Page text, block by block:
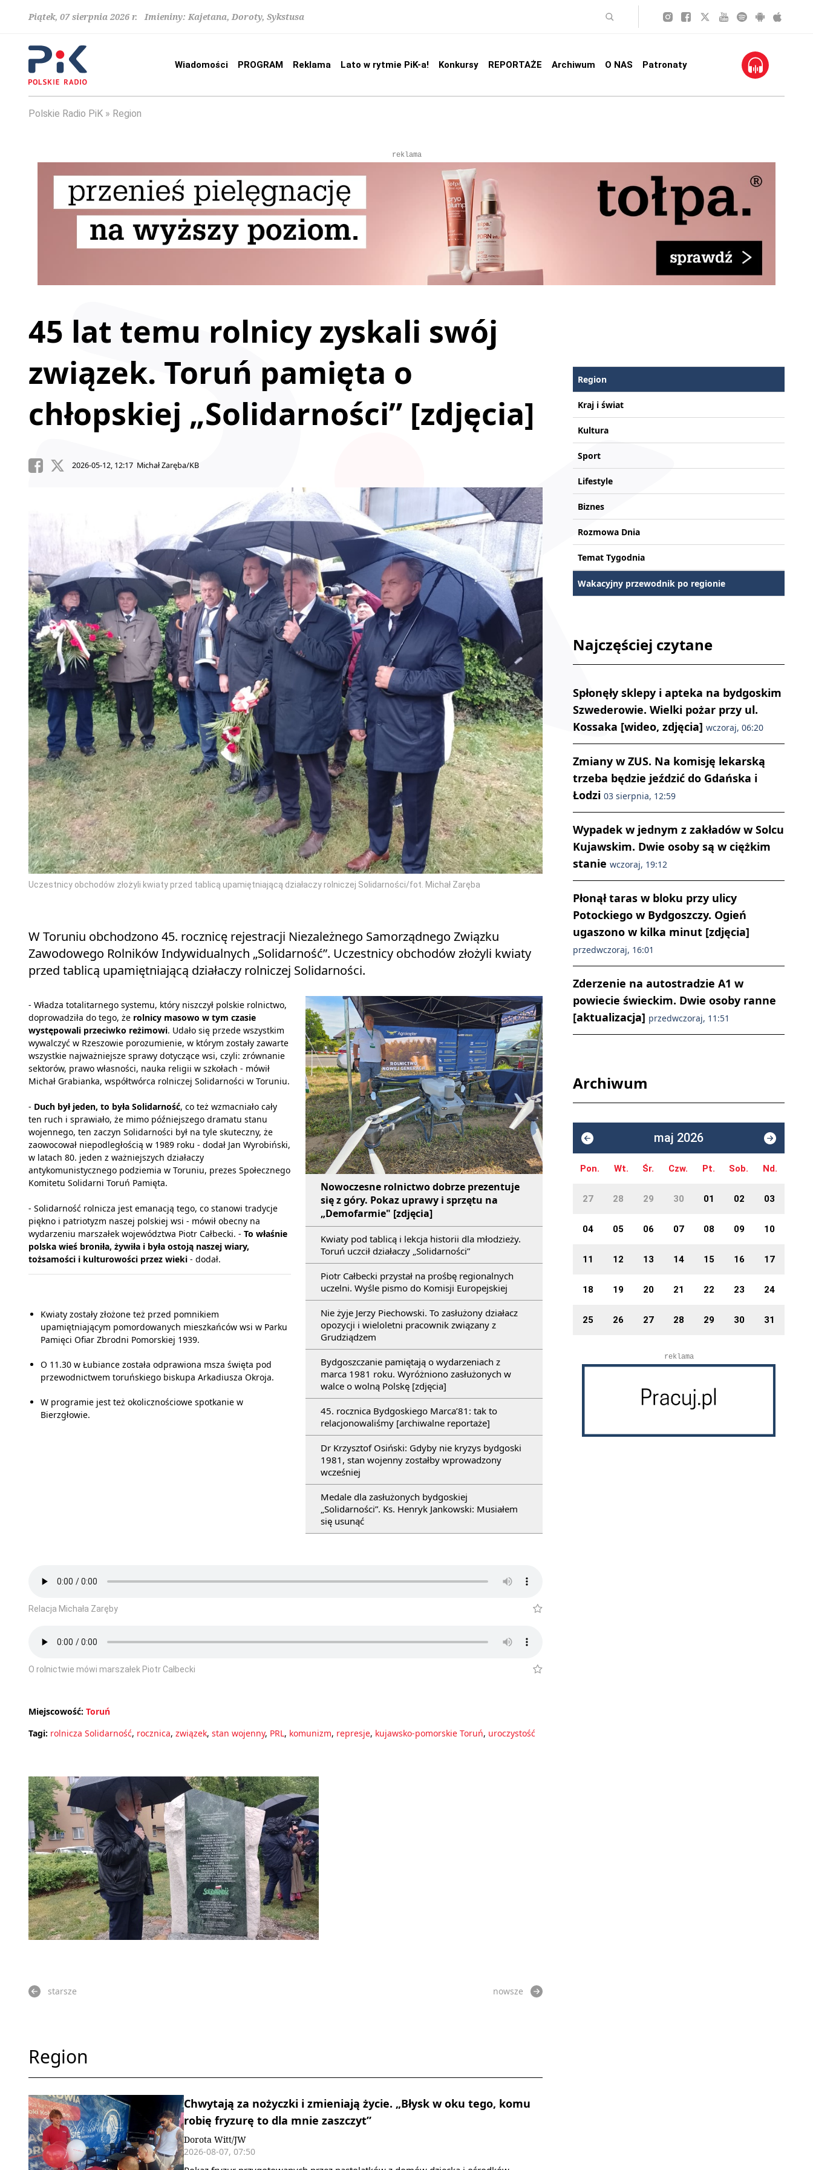
Piątek, 07 sierpnia 2026 r. Imieniny: Kajetana, Doroty, Sykstusa
Wiadomości PROGRAM Reklama Lato w rytmie PiK-a! Konkursy REPORTAŻE Archiwum O NAS Patronaty
Polskie Radio PiK Region
reklama
45 lat temu rolnicy zyskali swój
związek. Toruń pamięta o
chłopskiej „Solidarności” [zdjęcia]
2026-05-12, 12:17 Michał Zaręba/KB
Uczestnicy obchodów złożyli kwiaty przed tablicą upamiętniającą działaczy rolniczej Solidarności/fot. Michał Zaręba
W Toruniu obchodzono 45. rocznicę rejestracji Niezależnego Samorządnego Związku
Zawodowego Rolników Indywidualnych „Solidarność”. Uczestnicy obchodów złożyli kwiaty
przed tablicą upamiętniającą działaczy rolniczej Solidarności.
Nowoczesne rolnictwo dobrze prezentuje
się z góry. Pokaz uprawy i sprzętu na
„Demofarmie" [zdjęcia]
Kwiaty pod tablicą i lekcja historii dla młodzieży.
Toruń uczcił działaczy „Solidarności”
Piotr Całbecki przystał na prośbę regionalnych
uczelni. Wyśle pismo do Komisji Europejskiej
Nie żyje Jerzy Piechowski. To zasłużony działacz
opozycji i wieloletni pracownik związany z
Grudziądzem
Bydgoszczanie pamiętają o wydarzeniach z
marca 1981 roku. Wyróżniono zasłużonych w
walce o wolną Polskę [zdjęcia]
45. rocznica Bydgoskiego Marca’81: tak to
relacjonowaliśmy [archiwalne reportaże]
Dr Krzysztof Osiński: Gdyby nie kryzys bydgoski
1981, stan wojenny zostałby wprowadzony
wcześniej
Medale dla zasłużonych bydgoskiej
„Solidarności”. Ks. Henryk Jankowski: Musiałem
się usunąć
- Władza totalitarnego systemu, który niszczył polskie rolnictwo,
doprowadziła do tego, że rolnicy masowo w tym czasie
występowali przeciwko reżimowi. Udało się przede wszystkim
wywalczyć w Rzeszowie porozumienie, w którym zostały zawarte
wszystkie najważniejsze sprawy dotyczące wsi, czyli: zrównanie
sektorów, prawo własności, nauka religii w szkołach - mówił
Michał Grabianka, współtwórca rolniczej Solidarności w Toruniu.
- Duch był jeden, to była Solidarność, co też wzmacniało cały
ten ruch i sprawiało, że mimo późniejszego dramatu stanu
wojennego, ten zaczyn Solidarności był na tyle skuteczny, że
zaowocował niepodległością w 1989 roku - dodał Jan Wyrobiński,
w latach 80. jeden z ważniejszych działaczy
antykomunistycznego podziemia w Toruniu, prezes Społecznego
Komitetu Solidarni Toruń Pamięta.
- Solidarność rolnicza jest emanacją tego, co stanowi tradycje
piękno i patriotyzm naszej polskiej wsi - mówił obecny na
wydarzeniu marszałek województwa Piotr Całbecki. - To właśnie
polska wieś broniła, żywiła i była ostoją naszej wiary,
tożsamości i kulturowości przez wieki - dodał.
Kwiaty zostały złożone też przed pomnikiem
upamiętniającym pomordowanych mieszkańców wsi w Parku
Pamięci Ofiar Zbrodni Pomorskiej 1939.
O 11.30 w Łubiance została odprawiona msza święta pod
przewodnictwem toruńskiego biskupa Arkadiusza Okroja.
W programie jest też okolicznościowe spotkanie w
Bierzgłowie.
Relacja Michała Zaręby
O rolnictwie mówi marszałek Piotr Całbecki
Miejscowość: Toruń
Tagi: rolnicza Solidarność, rocznica, związek, stan wojenny, PRL, komunizm, represje, kujawsko-pomorskie Toruń, uroczystość
starsze nowsze
Region
Chwytają za nożyczki i zmieniają życie. „Błysk w oku tego, komu
robię fryzurę to dla mnie zaszczyt”
Dorota Witt/JW
2026-08-07, 07:50
Region
Kraj i świat
Kultura
Sport
Lifestyle
Biznes
Rozmowa Dnia
Temat Tygodnia
Wakacyjny przewodnik po regionie
Najczęściej czytane
Spłonęły sklepy i apteka na bydgoskim
Szwederowie. Wielki pożar przy ul.
Kossaka [wideo, zdjęcia] wczoraj, 06:20
Zmiany w ZUS. Na komisję lekarską
trzeba będzie jeździć do Gdańska i
Łodzi 03 sierpnia, 12:59
Wypadek w jednym z zakładów w Solcu
Kujawskim. Dwie osoby są w ciężkim
stanie wczoraj, 19:12
Płonął taras w bloku przy ulicy
Potockiego w Bydgoszczy. Ogień
ugaszono w kilka minut [zdjęcia]
przedwczoraj, 16:01
Zderzenie na autostradzie A1 w
powiecie świeckim. Dwie osoby ranne
[aktualizacja] przedwczoraj, 11:51
Archiwum
maj 2026
Pon. Wt. Śr. Czw. Pt. Sob. Nd.
27 28 29 30 01 02 03
04 05 06 07 08 09 10
11 12 13 14 15 16 17
18 19 20 21 22 23 24
25 26 27 28 29 30 31
reklama